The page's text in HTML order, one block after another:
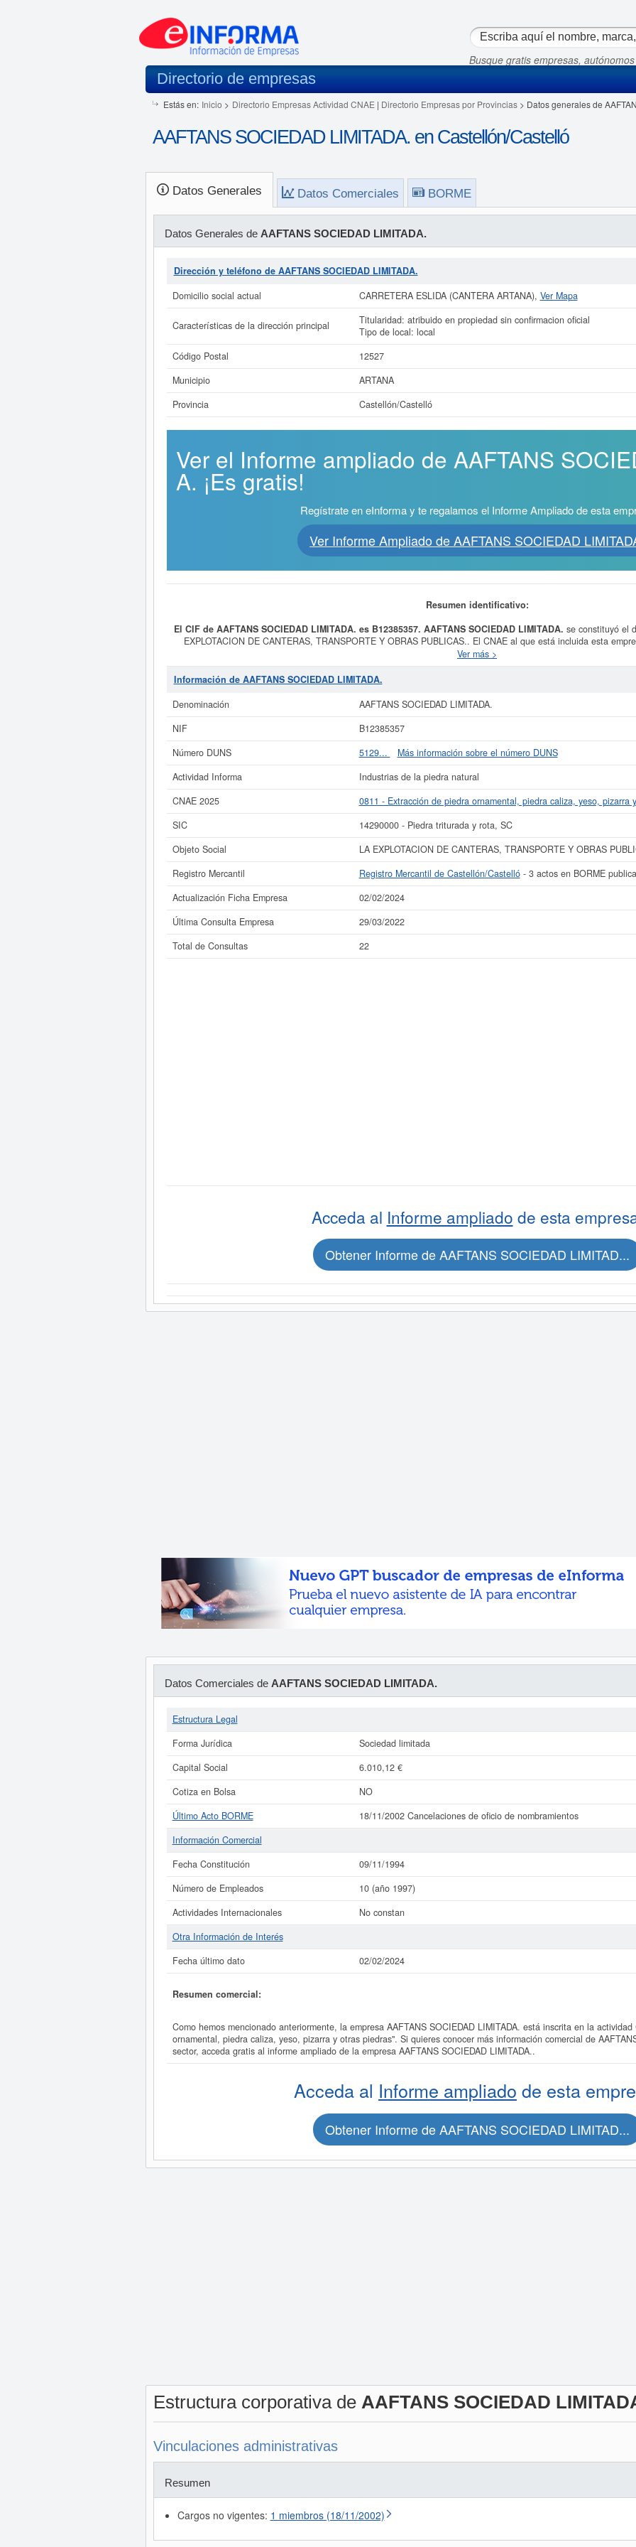
Busque gratis empresas,
Directorio de empresas
Estás en: Inicio > Directorio Empresas Actividad CNAE | Directorio Empresas por Provincias> Datos generales de
AAFTANS SOCIEDAD LIMITADA. en Castellón/Castelló
Datos Generales Datos Comerciales BORME
Datos Generales de AAFTANS SOCIEDAD LIMITADA.
Dirección y teléfono de AAFTANS SOCIEDAD LIMITADA.
Domicilio social actual
CARRETERA ESLIDA (CANTERA ARTANA), Ver Mapa
Características de la dirección principal
Titularidad: atribuido en propiedad sin confirmacion oficial
Tipo de local: local
Código Postal
12527
Municipio
ARTANA
Provincia
Castellón/Castelló
Ver el Informe ampliado de AAFTANS
A. ¡Es gratis!
Regístrate en eInforma y te regalamos el Informe Ampliado de esta
Ver Informe Ampliado de AAFTANS SOCIEDAD
Resumen identificativo:
El CIF de AAFTANS SOCIEDAD LIMITADA. es B12385357. AAFTANS SOCIEDAD LIMITADA. se constituyó el
EXPLOTACION DE CANTERAS, TRANSPORTE Y OBRAS PUBLICAS.. El CNAE al que está incluida esta
ornamental, piedra caliza, yeso, pizarra y otras piedras. El número SIC asociado para
total de empleados que componen esta empresa es de 10. La empresaAAFTANS SOCIEDAD LIMITADA.
acumulando un total de consultas de 22. Para informase a qué subvenciones puede aspirar esta empresa puede
hasta ahora 3 actos.
Si está interesado en conocer más datos de la empresa AAFTANS SOCIEDAD LIMITADA. puede
AAFTANS SOCIEDAD LIMITADA. y consultar los resultados de sus años de actividad, así como los balances y
La última actualización del informe de empresa se ha realizado el 02/02/2024.
Ver más >
Información de AAFTANS SOCIEDAD LIMITADA.
Denominación
AAFTANS SOCIEDAD LIMITADA.
NIF
B12385357
Número DUNS
5129...
Más información sobre el número DUNS
Actividad Informa
Industrias de la piedra natural
CNAE 2025
0811 - Extracción de piedra ornamental, piedra caliza, yeso, pizarra
SIC
14290000 - Piedra triturada y rota, SC
Objeto Social
LA EXPLOTACION DE CANTERAS, TRANSPORTE Y OBRAS
Registro Mercantil
Registro Mercantil de Castellón/Castelló- 3 actos en BORME
Actualización Ficha Empresa
02/02/2024
Última Consulta Empresa
29/03/2022
Total de Consultas
22
Acceda al Informe ampliado de esta
Obtener Informe de AAFTANS SOCIEDAD LIMITAD...
Datos Comerciales de AAFTANS SOCIEDAD LIMITADA.
Estructura Legal
Forma Jurídica
Sociedad limitada
Capital Social
6.010,12 €
Cotiza en Bolsa
NO
Último Acto BORME
18/11/2002 Cancelaciones de oficio de nombramientos
Información Comercial
Fecha Constitución
09/11/1994
Número de Empleados
10 (año 1997)
Actividades Internacionales
No constan
Otra Información de Interés
Fecha último dato
02/02/2024
Resumen comercial:
Como hemos mencionado anteriormente, la empresa AAFTANS SOCIEDAD LIMITADA. está inscrita en la
ornamental, piedra caliza, yeso, pizarra y otras piedras". Si quieres conocer más información comercial de
sector, acceda gratis al informe ampliado de la empresa AAFTANS SOCIEDAD LIMITADA..
Acceda al Informe ampliado de esta
Obtener Informe de AAFTANS SOCIEDAD LIMITAD...
Estructura corporativa de AAFTANS SOCIEDAD
Vinculaciones administrativas
Resumen
Cargos no vigentes: 1 miembros (18/11/2002)